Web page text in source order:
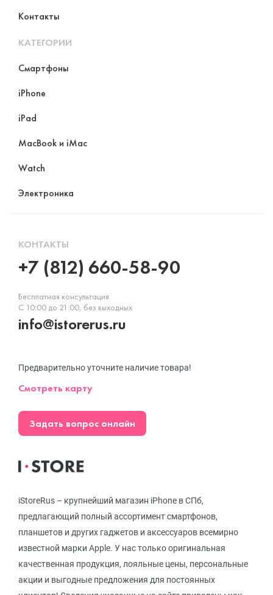
iStoreRus – крупнейший магазин iPhone в СПб,
предлагающий полный ассортимент смартфонов,
планшетов и других гаджетов и аксессуаров всемирно
известной марки Apple. У нас только оригинальная
качественная продукция, лояльные цены, персональные
акции и выгодные предложения для постоянных
Контакты
КАТЕГОРИИ
Смартфоны
iPhone
iPad
MacBook и iMac
Watch
Электроника
КОНТАКТЫ
+7 (812) 660-58-90
Бесплатная консультация
С 10:00 до 21:00, без выходных
info@istorerus.ru
Предварительно уточните наличие товара!
Смотреть карту
Задать вопрос онлайн